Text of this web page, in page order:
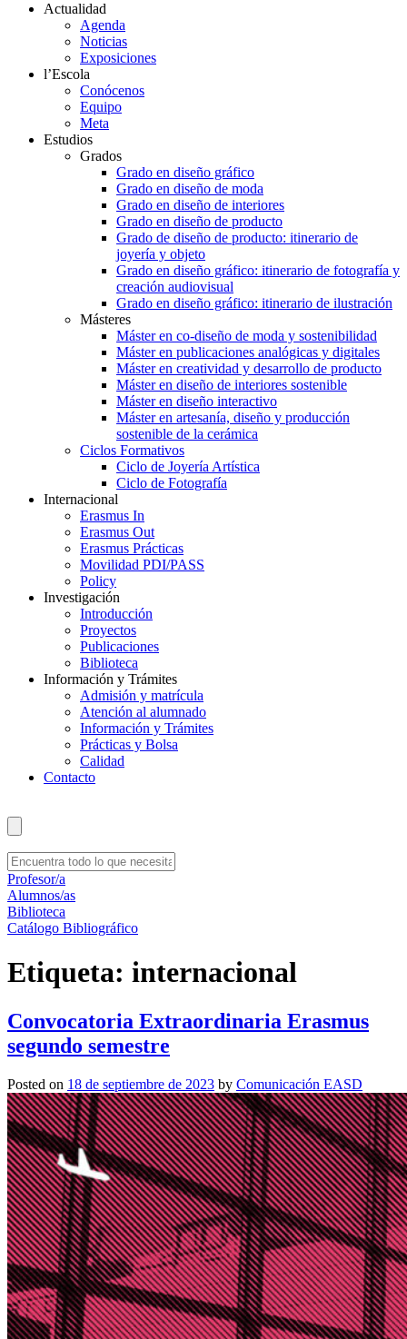
Actualidad
Agenda
Noticias
Exposiciones
l’Escola
Conócenos
Equipo
Meta
Estudios
Grados
Grado en diseño gráfico
Grado en diseño de moda
Grado en diseño de interiores
Grado en diseño de producto
Grado de diseño de producto: itinerario de
joyería y objeto
Grado en diseño gráfico: itinerario de fotografía y
creación audiovisual
Grado en diseño gráfico: itinerario de ilustración
Másteres
Máster en co-diseño de moda y sostenibilidad
Máster en publicaciones analógicas y digitales
Máster en creatividad y desarrollo de producto
Máster en diseño de interiores sostenible
Máster en diseño interactivo
Máster en artesanía, diseño y producción
sostenible de la cerámica
Ciclos Formativos
Ciclo de Joyería Artística
Ciclo de Fotografía
Internacional
Erasmus In
Erasmus Out
Erasmus Prácticas
Movilidad PDI/PASS
Policy
Investigación
Introducción
Proyectos
Publicaciones
Biblioteca
Información y Trámites
Admisión y matrícula
Atención al alumnado
Información y Trámites
Prácticas y Bolsa
Calidad
Contacto
Profesor/a
Alumnos/as
Biblioteca
Catálogo Bibliográfico
Etiqueta: internacional
Convocatoria Extraordinaria Erasmus
segundo semestre
Posted on 18 de septiembre de 2023 by Comunicación EASD